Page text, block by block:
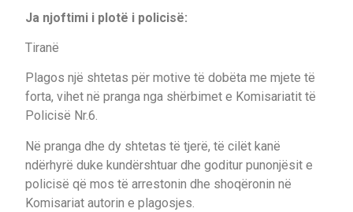
Ja njoftimi i plotë i policisë:
Tiranë
Plagos një shtetas për motive të dobëta me mjete të
forta, vihet në pranga nga shërbimet e Komisariatit të
Policisë Nr.6.
Në pranga dhe dy shtetas të tjerë, të cilët kanë
ndërhyrë duke kundërshtuar dhe goditur punonjësit e
policisë që mos të arrestonin dhe shoqëronin në
Komisariat autorin e plagosjes.